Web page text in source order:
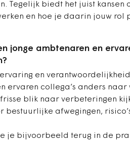
Tegelijk biedt het juist kansen
en hoe je daarin jouw rol
jonge ambtenaren en
en
ervaren collega’s anders
blik naar verbeteringen
bestuurlijke afwegingen,
je bijvoorbeeld terug in de